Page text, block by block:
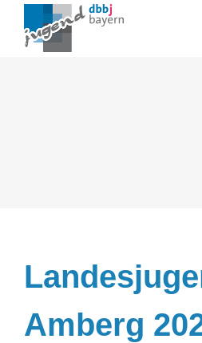
Inhalt
Amberg